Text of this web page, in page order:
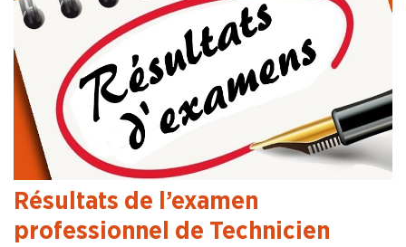
Résultats de l’examen
professionnel de Technicien